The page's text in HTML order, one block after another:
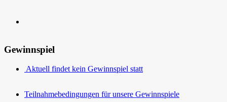
Gewinnspiel
Aktuell findet kein Gewinnspiel statt
Teilnahmebedingungen für unsere Gewinnspiele